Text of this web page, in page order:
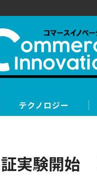
テクノロジー
実験開